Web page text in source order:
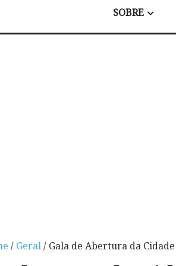
SOBRE
/ Geral/ Gala de Abertura da